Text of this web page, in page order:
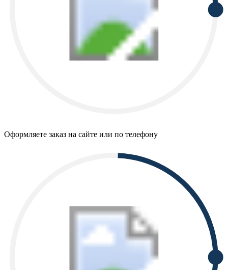
Оформляете заказ на сайте или по телефону